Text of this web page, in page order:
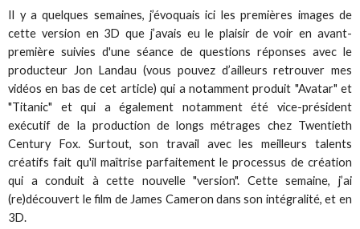
Il y a quelques semaines, j’évoquais ici les premières images de
cette version en 3D que j’avais eu le plaisir de voir en avant-
première suivies d'une séance de questions réponses avec le
producteur Jon Landau (vous pouvez d’ailleurs retrouver mes
vidéos en bas de cet article) qui a notamment produit "Avatar" et
"Titanic" et qui a également notamment été vice-président
exécutif de la production de longs métrages chez Twentieth
Century Fox. Surtout, son travail avec les meilleurs talents
créatifs fait qu'il maîtrise parfaitement le processus de création
qui a conduit à cette nouvelle "version". Cette semaine, j’ai
(re)découvert le film de James Cameron dans son intégralité, et en
3D.